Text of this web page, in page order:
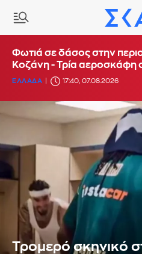
Φωτιά στο Στεφάνι
112 για ετοιμότητα
ΕΛΛΑΔΑ 16:29, 07.08.2026
Φωτιά σε δάσος στην
Κοζάνη - Τρία αεροσκάφη
ΕΛΛΑΔΑ 17:40, 07.08.2026
Τρομερό σκηνικό